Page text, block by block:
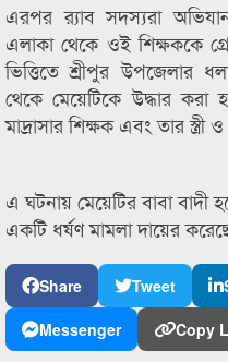
এরপর র‌্যাব সদস্যরা
এলাকা থেকে ওই শিক্ষককে
ভিত্তিতে শ্রীপুর উপজেলার
থেকে মেয়েটিকে উদ্ধার করা
মাদ্রাসার শিক্ষক এবং তার স্ত্রী
এ ঘটনায় মেয়েটির বাবা বাদী
একটি ধর্ষণ মামলা দায়ের
Share Tweet
Messenger
Copy